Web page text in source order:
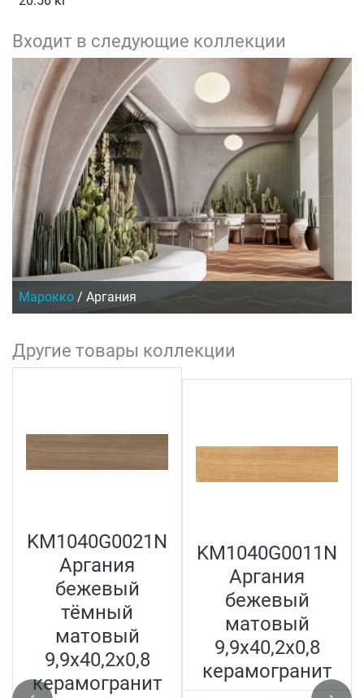
Входит в следующие коллекции
Марокко / Аргания
Другие товары коллекции
KM1040G0021N
Аргания
бежевый
тёмный
матовый
9,9x40,2x0,8
керамогранит
KM1040G0011N
Аргания
бежевый
матовый
9,9x40,2x0,8
керамогранит